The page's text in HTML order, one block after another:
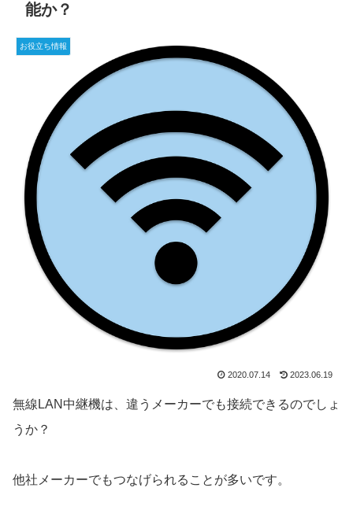
能か？
お役立ち情報
2020.07.14 2023.06.19
無線LAN中継機は、違うメーカーでも接続できるのでしょ
うか？
他社メーカーでもつなげられることが多いです。